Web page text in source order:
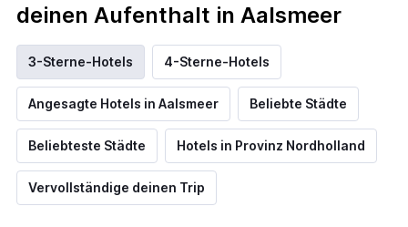
deinen Aufenthalt in Aalsmeer
3-Sterne-Hotels 4-Sterne-Hotels
Angesagte Hotels in Aalsmeer Beliebte Städte
Beliebteste Städte Hotels in Provinz Nordholland
Vervollständige deinen Trip